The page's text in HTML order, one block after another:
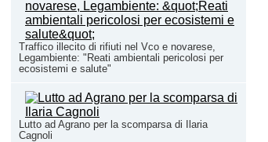
Traffico illecito di rifiuti nel Vco e novarese,
Legambiente: "Reati ambientali pericolosi per
ecosistemi e salute"
Lutto ad Agrano per la scomparsa di Ilaria
Cagnoli